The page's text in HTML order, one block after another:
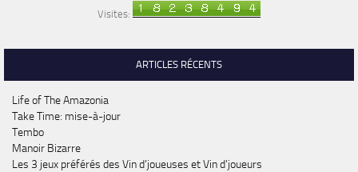
Visites:
ARTICLES RÉCENTS
Life of The Amazonia
Take Time: mise-à-jour
Tembo
Manoir Bizarre
Les 3 jeux préférés des Vin d’joueuses et Vin d’joueurs